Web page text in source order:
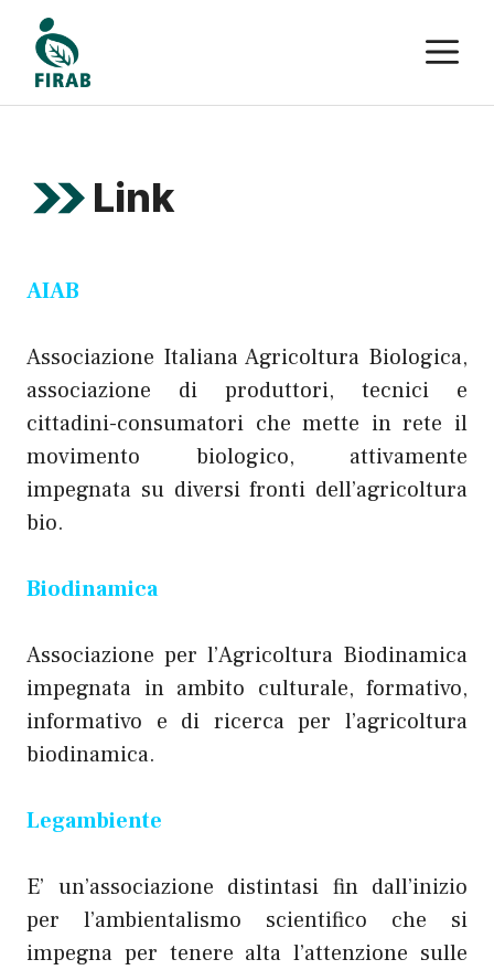
contenuto
Link
AIAB
Associazione Italiana Agricoltura Biologica,
associazione di produttori, tecnici e
cittadini-consumatori che mette in rete il
movimento biologico, attivamente
impegnata su diversi fronti dell’agricoltura
bio.
Biodinamica
Associazione per l’Agricoltura Biodinamica
impegnata in ambito culturale, formativo,
informativo e di ricerca per l’agricoltura
biodinamica.
Legambiente
E’ un’associazione distintasi fin dall’inizio
per l’ambientalismo scientifico che si
impegna per tenere alta l’attenzione sulle